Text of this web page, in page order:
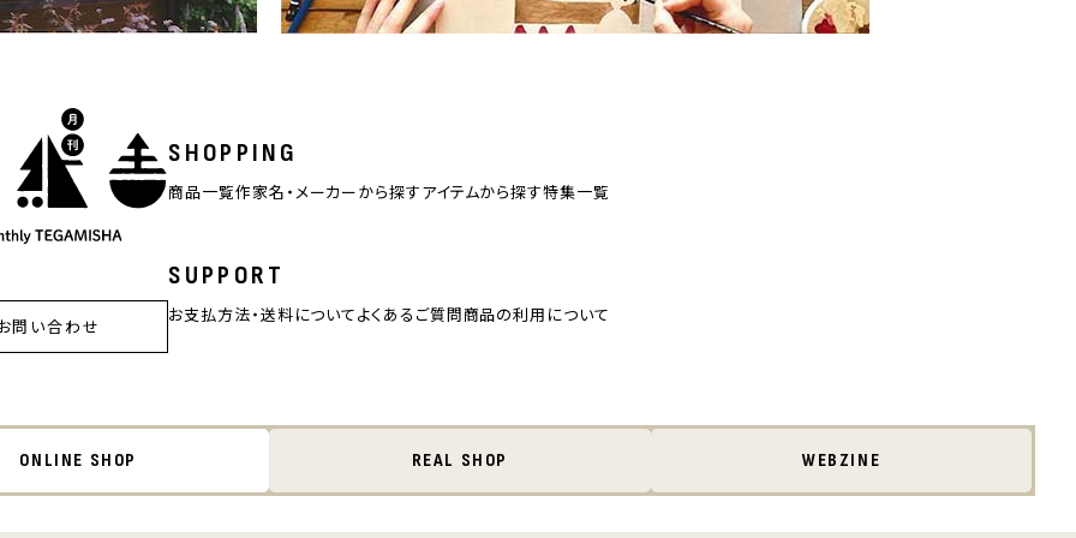
SHOPPING
商品一覧作家名・メーカーから探すアイテムから探す特集一覧
SUPPORT
お支払方法・送料についてよくあるご質問商品の利用について
問い合わせ
ONLINE SHOP REAL SHOP WEBZINE